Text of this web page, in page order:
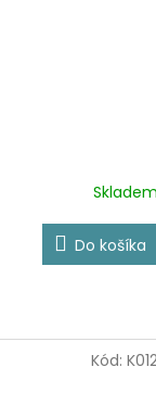
Skladem
Do košíka
Kód: